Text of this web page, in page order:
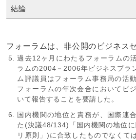
結論
フォーラムは、非公開のビジネス
過去12ヶ月にわたるフォーラムの
ラムの2004－2006年ビジネスプラ
ム評議員はフォーラム事務局の活
フォーラムの年次会合においてビ
いて報告することを要請した。
国内機関の地位と責務が、国際連
た(決議48/134)「国内機関の地位
リ原則」)に合致したものでなくて